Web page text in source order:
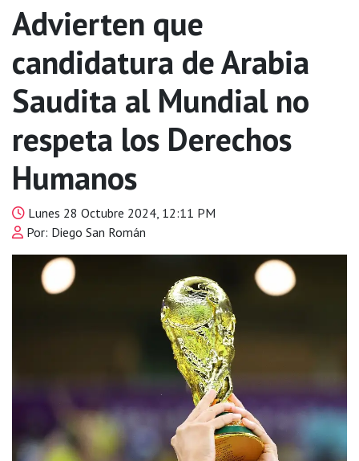
Advierten que
candidatura de Arabia
Saudita al Mundial no
respeta los Derechos
Humanos
Lunes 28 Octubre 2024, 12:11 PM
Por: Diego San Román